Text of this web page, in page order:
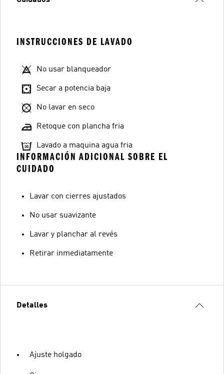
INSTRUCCIONES DE LAVADO
No usar blanqueador
Secar a potencia baja
No lavar en seco
Retoque con plancha fria
Lavado a maquina agua fria
INFORMACIÓN ADICIONAL SOBRE EL
CUIDADO
Lavar con cierres ajustados
No usar suavizante
Lavar y planchar al revés
Retirar inmediatamente
Detalles
Ajuste holgado